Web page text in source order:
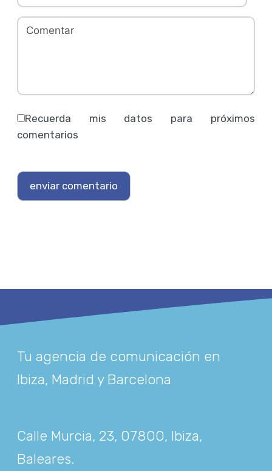
Recuerda mis datos para próximos
comentarios
Tu agencia de comunicación en
Ibiza, Madrid y Barcelona
Calle Murcia, 23, 07800, Ibiza,
Baleares.